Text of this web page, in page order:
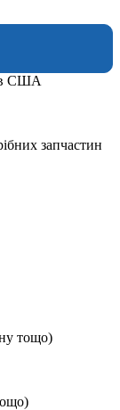
в США
запчастин
тощо)